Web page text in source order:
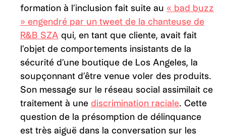
formation à l’inclusion fait suite au « bad buzz
» engendré par un tweet de la chanteuse de
R&B SZA qui, en tant que cliente, avait fait
l’objet de comportements insistants de la
sécurité d’une boutique de Los Angeles, la
soupçonnant d’être venue voler des produits.
Son message sur le réseau social assimilait ce
traitement à une discrimination raciale. Cette
question de la présomption de délinquance
est très aiguë dans la conversation sur les